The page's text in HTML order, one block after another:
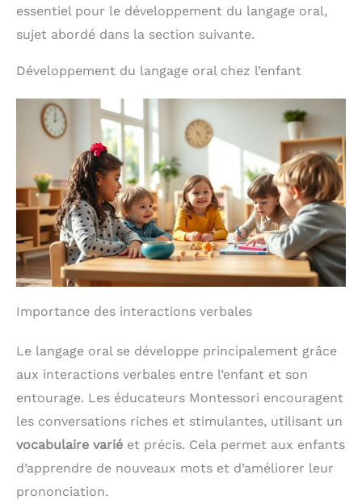
Noël, un déménagement, un mariage ou un
et esthétique ne manquera pas de vous apporter
essentiel pour le développement du langage oral,
sujet abordé dans la section suivante.
Développement du langage oral chez l’enfant
Importance des interactions verbales
Le langage oral se développe principalement grâce
aux interactions verbales entre l’enfant et son
entourage. Les éducateurs Montessori encouragent
les conversations riches et stimulantes, utilisant un
vocabulaire varié et précis. Cela permet aux enfants
d’apprendre de nouveaux mots et d’améliorer leur
prononciation.